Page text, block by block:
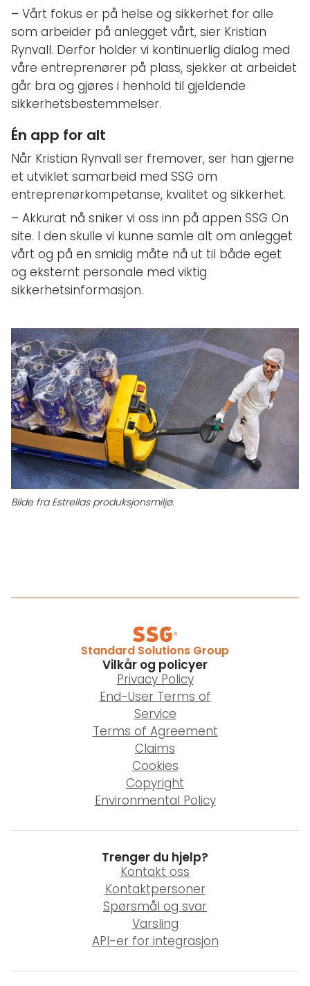
– Vårt fokus er på helse og sikkerhet for alle
som arbeider på anlegget vårt, sier Kristian
Rynvall. Derfor holder vi kontinuerlig dialog med
våre entreprenører på plass, sjekker at arbeidet
går bra og gjøres i henhold til gjeldende
sikkerhetsbestemmelser.
Én app for alt
Når Kristian Rynvall ser fremover, ser han gjerne
et utviklet samarbeid med SSG om
entreprenørkompetanse, kvalitet og sikkerhet.
– Akkurat nå sniker vi oss inn på appen SSG On
site. I den skulle vi kunne samle alt om anlegget
vårt og på en smidig måte nå ut til både eget
og eksternt personale med viktig
sikkerhetsinformasjon.
Bilde fra Estrellas produksjonsmiljø.
Standard Solutions Group
Vilkår og policyer
Privacy Policy
End-User Terms of
Service
Terms of Agreement
Claims
Cookies
Copyright
Environmental Policy
Trenger du hjelp?
Kontakt oss
Kontaktpersoner
Spørsmål og svar
Varsling
API-er for integrasjon